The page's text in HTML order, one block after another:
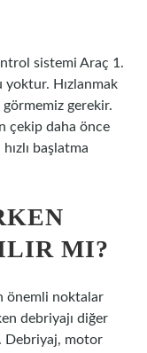
sistemi Araç 1.
Hızlanmak
gerekir.
çekip daha önce
hızlı başlatma
MI?
önemli noktalar
debriyajı diğer
Debriyaj, motor